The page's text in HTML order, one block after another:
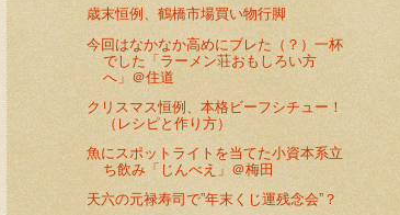
歳末恒例、鶴橋市場買い物行脚
今回はなかなか高めにブレた（？）一杯
でした「ラーメン荘おもしろい方
へ」＠住道
クリスマス恒例、本格ビーフシチュー！
（レシピと作り方）
魚にスポットライトを当てた小資本系立
ち飲み「じんべえ」＠梅田
天六の元禄寿司で”年末くじ運残念会”？